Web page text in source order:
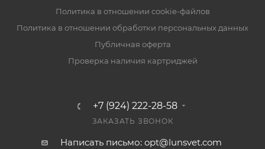
Политика в отношении cookie-файлов
Политика в отношении обработки персональных данных
Публичная оферта
Проверка наличия картриджей
+7 (924) 222-28-58
ЗАКАЗАТЬ ЗВОНОК
Написать письмо: opt@lunsvet.com